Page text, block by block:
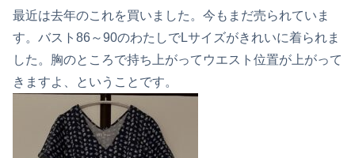
最近は去年のこれを買いました。今もまだ売られていま
す。バスト86～90のわたしでLサイズがきれいに着られま
した。胸のところで持ち上がってウエスト位置が上がって
きますよ、ということです。